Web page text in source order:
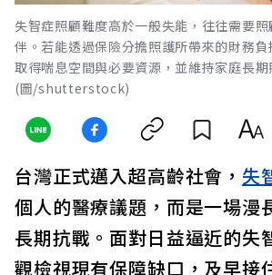
失智症照顧難度高於一般失能，往往需要
伴。若能透過保險分擔照護所帶來的財務
取得喘息空間與必要資源，並維持家庭長期
(圖/shutterstock)
台灣正式邁入超高齡社會， 失
個人的醫療議題，而是一場漫
長期抗戰。面對日益逼近的失
觀檢視現有保障缺口，及早接